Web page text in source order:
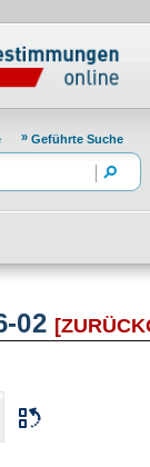
Geführte Suche
02